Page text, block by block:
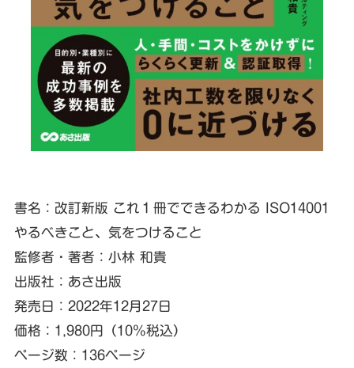
書名：改訂新版 これ１冊でできるわかる ISO14001
やるべきこと、気をつけること
監修者・著者：小林 和貴
出版社：あさ出版
発売日：2022年12月27日
価格：1,980円（10％税込）
ページ数：136ページ